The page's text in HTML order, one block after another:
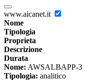
www.aicanet.it
Nome
Tipologia
Proprieta
Descrizione
Durata
Nome: AWSALBAPP-3
Tipologia: analitico